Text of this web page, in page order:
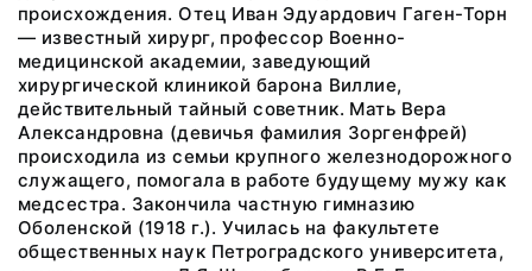
происхождения. Отец Иван Эдуардович Гаген-Торн
— известный хирург, профессор Военно-
медицинской академии, заведующий
хирургической клиникой барона Виллие,
действительный тайный советник. Мать Вера
Александровна (девичья фамилия Зоргенфрей)
происходила из семьи крупного железнодорожного
служащего, помогала в работе будущему мужу как
медсестра. Закончила частную гимназию
Оболенской (1918 г.). Училась на факультете
общественных наук Петроградского университета,